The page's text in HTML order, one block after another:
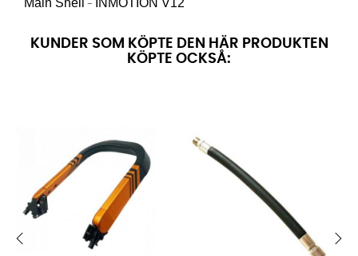
Main Shell - INMOTION V12
KUNDER SOM KÖPTE DEN HÄR PRODUKTEN
KÖPTE OCKSÅ: